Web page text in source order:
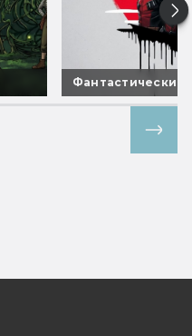
Фантастические